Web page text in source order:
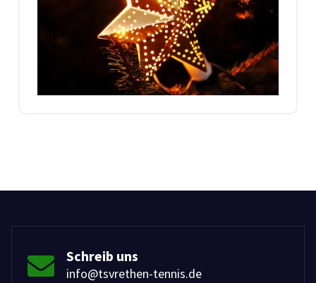
Schreib uns
info@tsvrethen-tennis.de